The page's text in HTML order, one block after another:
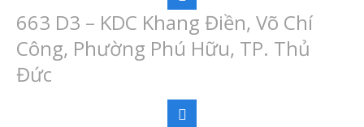
663 D3 – KDC Khang Điền, Võ Chí
Công, Phường Phú Hữu, TP. Thủ
Đức